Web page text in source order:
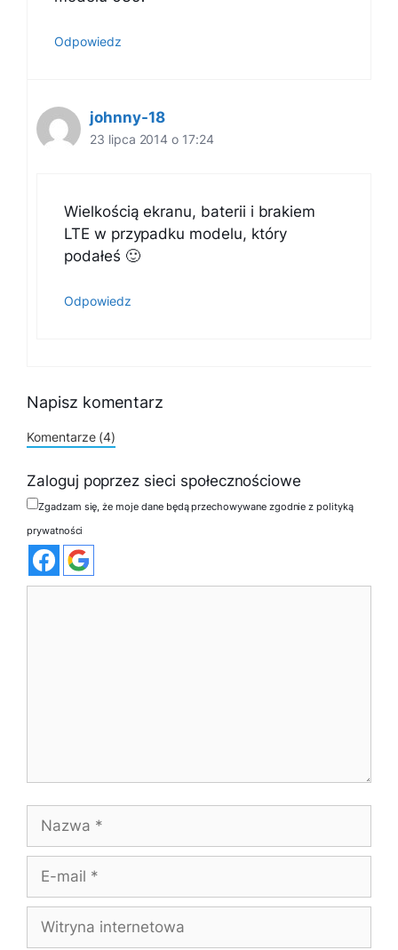
Odpowiedz
johnny-18
23 lipca 2014 o 17:24
Wielkością ekranu, baterii i brakiem
LTE w przypadku modelu, który
podałeś 🙂
Odpowiedz
Napisz komentarz
Komentarze (4)
Zaloguj poprzez sieci społecznościowe
Zgadzam się, że moje dane będą przechowywane zgodnie z polityką
prywatności
Nazwa
Witryna
internetowa